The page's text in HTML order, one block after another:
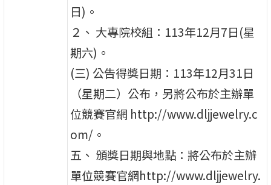
日)。
２、 大專院校組：113年12月7日(星
期六)。
(三) 公告得獎日期：113年12月31日
（星期二）公布，另將公布於主辦單
位競賽官網 http://www.dljjewelry.c
om/。
五、 頒獎日期與地點：將公布於主辦
單位競賽官網http://www.dljjewelry.